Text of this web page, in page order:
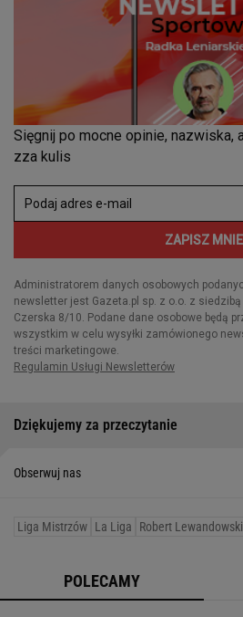
Dziękujemy za przeczytanie
Obserwuj nas
Liga Mistrzów La Liga Robert Lewandowski
POLECAMY